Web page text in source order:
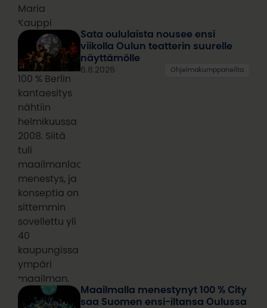
Maria
Kauppi
100 % Berlin
kantaesitys
nähtiin
helmikuussa
2008. Siitä
tuli
maailmanlaajuinen
menestys, ja
konseptia on
sittemmin
sovellettu yli
40
kaupungissa
ympäri
maailman.
Sata oululaista nousee ensi
viikolla Oulun teatterin suurelle
näyttämölle
6.8.2026 Ohjelmakumppaneilta
Maailmalla menestynyt 100 % City
saa Suomen ensi-iltansa Oulussa